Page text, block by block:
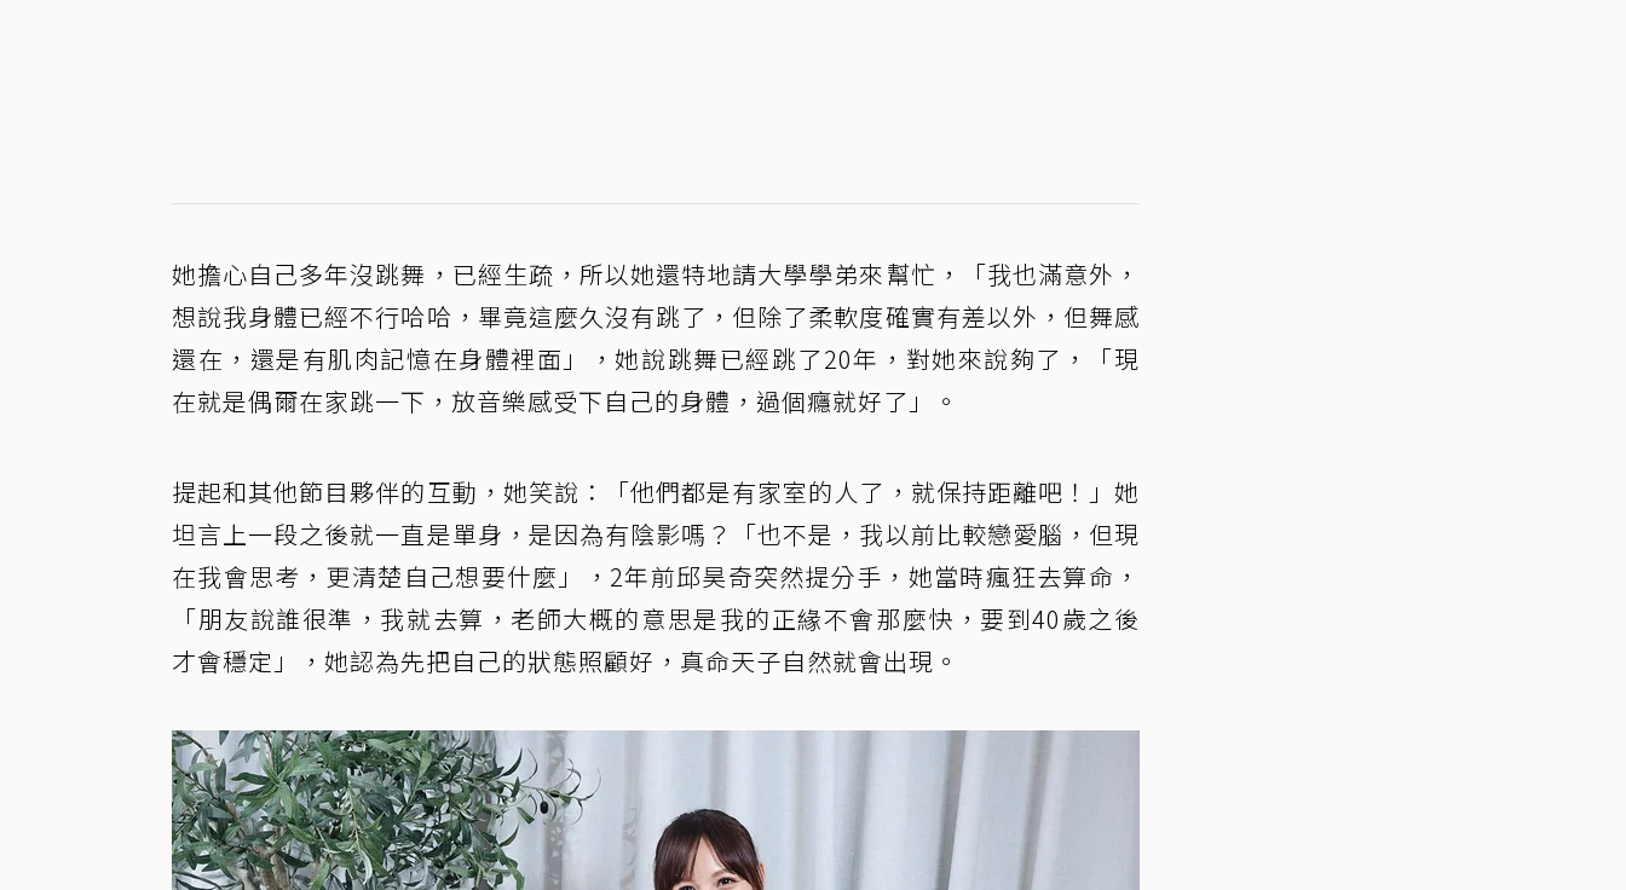
她擔心自己多年沒跳舞，已經生疏，所以她還特地請大學學弟來幫忙，「我也滿意外，
想說我身體已經不行哈哈，畢竟這麼久沒有跳了，但除了柔軟度確實有差以外，但舞感
還在，還是有肌肉記憶在身體裡面」，她說跳舞已經跳了20年，對她來說夠了，「現
在就是偶爾在家跳一下，放音樂感受下自己的身體，過個癮就好了」。
提起和其他節目夥伴的互動，她笑說：「他們都是有家室的人了，就保持距離吧！」她
坦言上一段之後就一直是單身，是因為有陰影嗎？「也不是，我以前比較戀愛腦，但現
在我會思考，更清楚自己想要什麼」，2年前邱昊奇突然提分手，她當時瘋狂去算命，
「朋友說誰很準，我就去算，老師大概的意思是我的正緣不會那麼快，要到40歲之後
才會穩定」，她認為先把自己的狀態照顧好，真命天子自然就會出現。